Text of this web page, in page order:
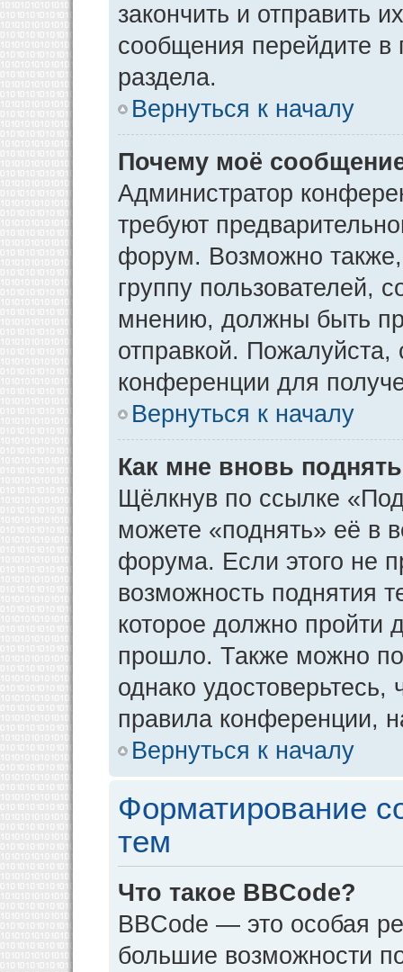
закончить и отправить
сообщения перейдите в
раздела.
Вернуться к началу
Почему моё
Администратор
требуют
форум. Возможно
группу пользователей,
мнению, должны быть
отправкой.
конференции для
Вернуться к началу
Как мне вновь
Щёлкнув по ссылке
можете «поднять» её в
форума. Если этого не
возможность поднятия
которое должно пройти
прошло. Также можно
однако
правила конференции,
Вернуться к началу
Форматирование
тем
Что такое BBCode?
BBCode — это особая
большие возможности